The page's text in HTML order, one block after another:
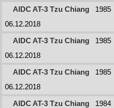
AIDC AT-3 Tzu Chiang
1985
06.12.2018
AIDC AT-3 Tzu Chiang
1985
06.12.2018
AIDC AT-3 Tzu Chiang
1985
06.12.2018
AIDC AT-3 Tzu Chiang
1984